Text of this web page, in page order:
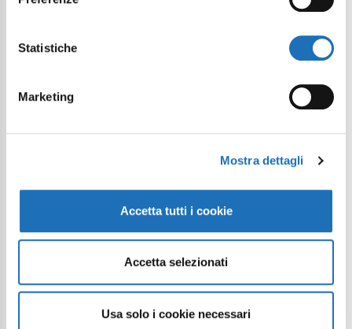
Statistiche
Marketing
Mostra dettagli
Accetta tutti i cookie
Accetta selezionati
Usa solo i cookie necessari